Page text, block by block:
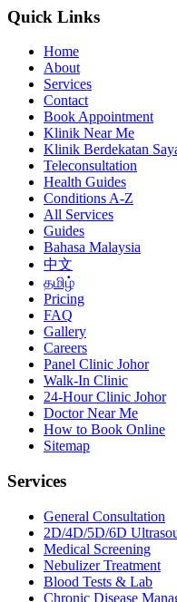
Quick Links
Home
About
Services
Contact
Book Appointment
Klinik Near Me
Klinik Berdekatan
Teleconsultation
Health Guides
Conditions A-Z
All Services
Guides
Bahasa Malaysia
中文
தமிழ்
Pricing
FAQ
Gallery
Careers
Panel Clinic Johor
Walk-In Clinic
24-Hour Clinic Johor
Doctor Near Me
How to Book Online
Sitemap
Services
General Consultation
2D/4D/5D/6D
Medical Screening
Nebulizer Treatment
Blood Tests & Lab
Chronic Disease